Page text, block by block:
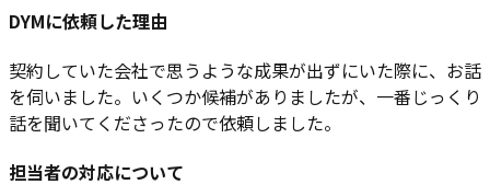
DYMに依頼した理由
契約していた会社で思うような成果が出ずにいた際に、お話
を伺いました。いくつか候補がありましたが、一番じっくり
話を聞いてくださったので依頼しました。
担当者の対応について